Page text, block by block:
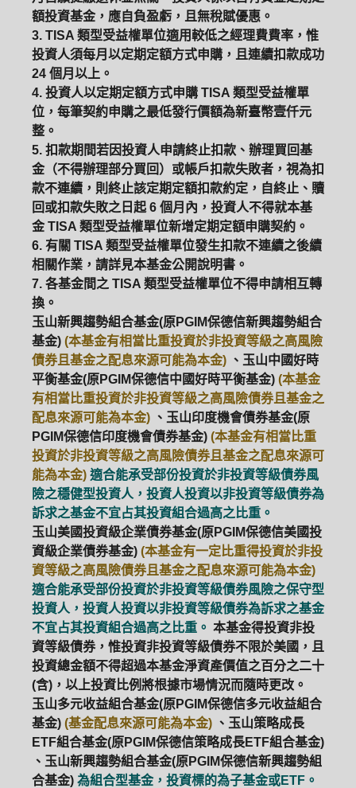
ETF 中國好時平衡 壽星優惠
醫療生化
基金申購 策略成長 拉丁美洲
大中華
額投資基金，應自負盈虧，且無稅賦優惠。
3. TISA 類型受益權單位適用較低之經理費費率，惟
投資人須每月以定期定額方式申購，且連續扣款成功
24 個月以上。
4. 投資人以定期定額方式申購 TISA 類型受益權單
位，每筆契約申購之最低發行價額為新臺幣壹仟元
整。
5. 扣款期間若因投資人申請終止扣款、辦理買回基
金（不得辦理部分買回）或帳戶扣款失敗者，視為扣
款不連續，則終止該定期定額扣款約定，自終止、贖
回或扣款失敗之日起 6 個月內，投資人不得就本基
金 TISA 類型受益權單位新增定期定額申購契約。
6. 有關 TISA 類型受益權單位發生扣款不連續之後續
相關作業，請詳見本基金公開說明書。
7. 各基金間之 TISA 類型受益權單位不得申請相互轉
換。
玉山新興趨勢組合基金(原PGIM保德信新興趨勢組合
基金) (本基金有相當比重投資於非投資等級之高風險
債券且基金之配息來源可能為本金) 、玉山中國好時
平衡基金(原PGIM保德信中國好時平衡基金) (本基金
有相當比重投資於非投資等級之高風險債券且基金之
配息來源可能為本金) 、玉山印度機會債券基金(原
PGIM保德信印度機會債券基金) (本基金有相當比重
投資於非投資等級之高風險債券且基金之配息來源可
能為本金) 適合能承受部份投資於非投資等級債券風
險之穩健型投資人，投資人投資以非投資等級債券為
訴求之基金不宜占其投資組合過高之比重。
玉山美國投資級企業債券基金(原PGIM保德信美國投
資級企業債券基金) (本基金有一定比重得投資於非投
資等級之高風險債券且基金之配息來源可能為本金)
適合能承受部份投資於非投資等級債券風險之保守型
投資人，投資人投資以非投資等級債券為訴求之基金
不宜占其投資組合過高之比重。 本基金得投資非投
資等級債券，惟投資非投資等級債券不限於美國，且
投資總金額不得超過本基金淨資產價值之百分之二十
(含)，以上投資比例將根據市場情況而隨時更改。
玉山多元收益組合基金(原PGIM保德信多元收益組合
基金) (基金配息來源可能為本金) 、玉山策略成長
ETF組合基金(原PGIM保德信策略成長ETF組合基金)
、玉山新興趨勢組合基金(原PGIM保德信新興趨勢組
合基金) 為組合型基金，投資標的為子基金或ETF。